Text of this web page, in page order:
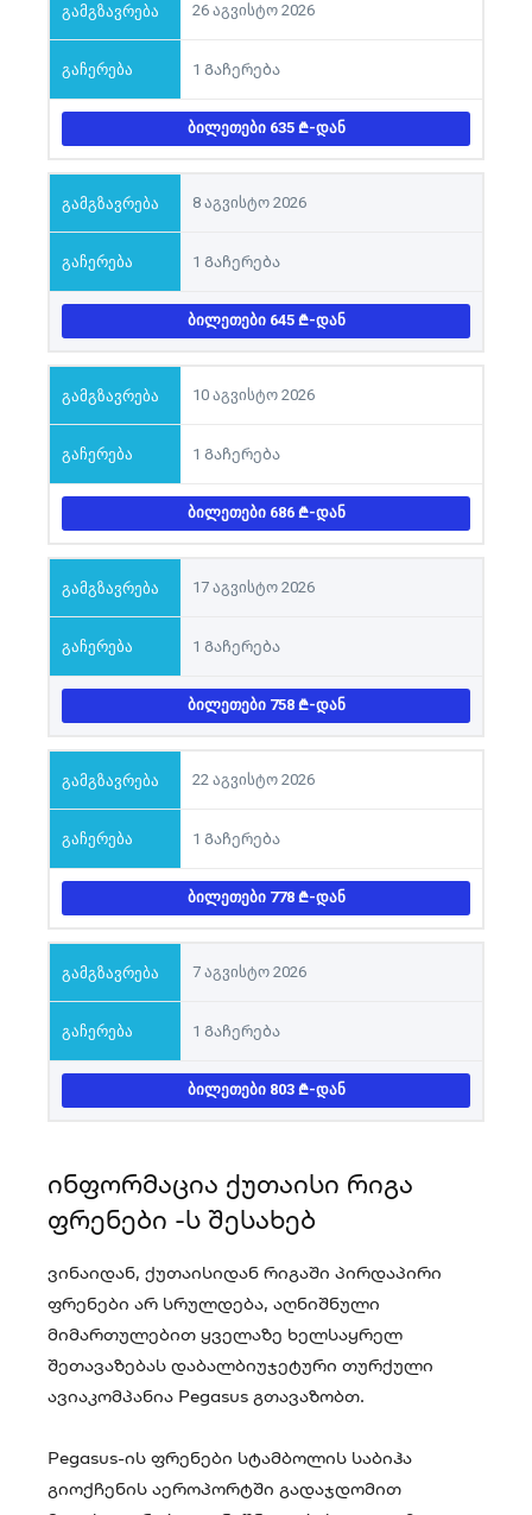
26 აგვისტო 2026
1 Გაჩერება
ᲑᲘᲚᲔᲗᲔᲑᲘ 635 -ᲓᲐᲜ
8 აგვისტო 2026
1 Გაჩერება
ᲑᲘᲚᲔᲗᲔᲑᲘ 645 -ᲓᲐᲜ
10 აგვისტო 2026
1 Გაჩერება
ᲑᲘᲚᲔᲗᲔᲑᲘ 686 -ᲓᲐᲜ
17 აგვისტო 2026
1 Გაჩერება
ᲑᲘᲚᲔᲗᲔᲑᲘ 758 -ᲓᲐᲜ
22 აგვისტო 2026
1 Გაჩერება
ᲑᲘᲚᲔᲗᲔᲑᲘ 778 -ᲓᲐᲜ
7 აგვისტო 2026
1 Გაჩერება
ᲑᲘᲚᲔᲗᲔᲑᲘ 803 -ᲓᲐᲜ
ინფორმაცია ქუთაისი რიგა
ფრენები -ს შესახებ
ვინაიდან, ქუთაისიდან რიგაში პირდაპირი
ფრენები არ სრულდება, აღნიშნული
მიმართულებით ყველაზე ხელსაყრელ
შეთავაზებას დაბალბიუჯეტური თურქული
ავიაკომპანია Pegasus გთავაზობთ.
Pegasus-ის ფრენები სტამბოლის საბიჰა
გიოქჩენის აეროპორტში გადაჯდომით